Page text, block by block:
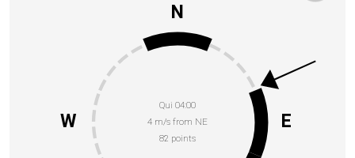
Qui 04:00
4 m/s from NE
82 points
N
E
W